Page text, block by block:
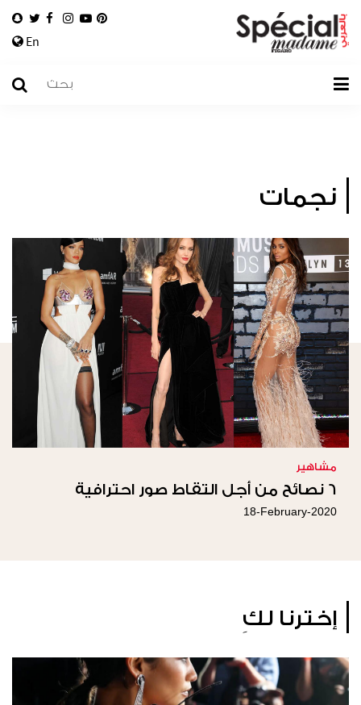
En
نجمات
مشاهير
6 نصائح من أجل التقاط صور احترافية
18-February-2020
إخترنا لكِ